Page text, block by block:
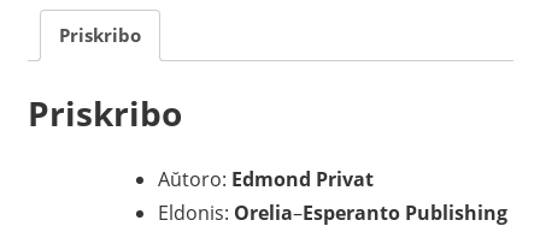
Priskribo
Priskribo
Aŭtoro: Edmond Privat
Eldonis: Orelia–Esperanto Publishing